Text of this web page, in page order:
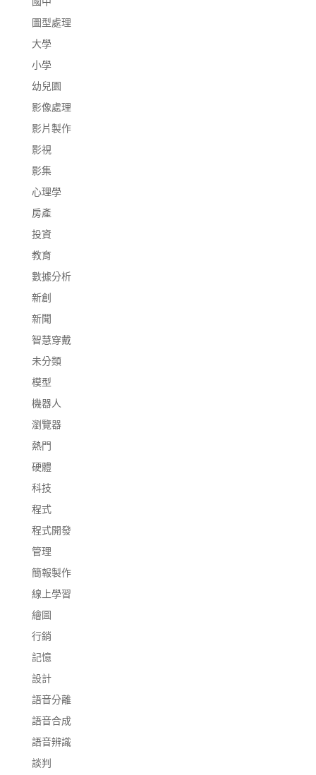
圖型處理
大學
小學
幼兒園
影像處理
影片製作
影視
影集
心理學
房產
投資
教育
數據分析
新創
新聞
智慧穿戴
未分類
模型
機器人
瀏覽器
熱門
硬體
科技
程式
程式開發
管理
簡報製作
線上學習
繪圖
行銷
記憶
設計
語音分離
語音合成
語音辨識
談判